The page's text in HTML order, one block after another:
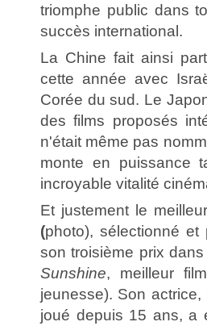
triomphe public dans
succès international.
La Chine fait ainsi
cette année avec
Corée du sud. Le
des films proposés
n'était même pas
monte en puissance
incroyable vitalité
Et justement le
(photo), sélectionné
son troisième prix
Sunshine, meilleur
jeunesse). Son
joué depuis 15 ans, a